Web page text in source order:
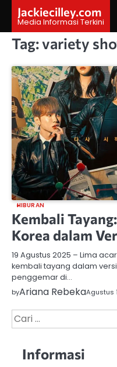
content
Jackiecilley.com
Media Informasi Terkini
Tag:variety
HIBURAN
Kembali
Korea dalam
19 Agustus 2025 – Lima
kembali tayang dalam
penggemar di…
byAriana RebekaAgustus
Cari
untuk:
Informasi